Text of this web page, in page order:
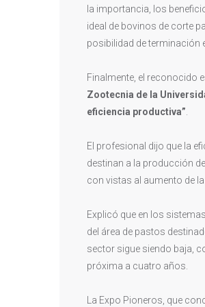
la importancia, los
ideal de bovinos de corte
posibilidad de terminación
Finalmente, el reconocido
Zootecnia de la
eficiencia productiva”
El profesional dijo que la
destinan a la producción
con vistas al aumento de
Explicó que en los
del área de pastos
sector sigue siendo baja,
próxima a cuatro años.
La Expo Pioneros, que